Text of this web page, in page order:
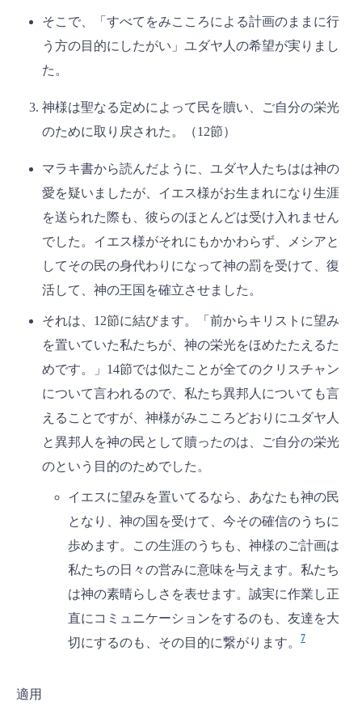
そこで、「すべてをみこころによる計画のままに行
う方の目的にしたがい」ユダヤ人の希望が実りまし
た。
神様は聖なる定めによって民を贖い、ご自分の栄光
のために取り戻された。（12節）
マラキ書から読んだように、ユダヤ人たちはは神の
愛を疑いましたが、イエス様がお生まれになり生涯
を送られた際も、彼らのほとんどは受け入れません
でした。イエス様がそれにもかかわらず、メシアと
してその民の身代わりになって神の罰を受けて、復
活して、神の王国を確立させました。
それは、12節に結びます。「前からキリストに望み
を置いていた私たちが、神の栄光をほめたたえるた
めです。」14節では似たことが全てのクリスチャン
について言われるので、私たち異邦人についても言
えることですが、神様がみこころどおりにユダヤ人
と異邦人を神の民として贖ったのは、ご自分の栄光
のという目的のためでした。
イエスに望みを置いてるなら、あなたも神の民
となり、神の国を受けて、今その確信のうちに
歩めます。この生涯のうちも、神様のご計画は
私たちの日々の営みに意味を与えます。私たち
は神の素晴らしさを表せます。誠実に作業し正
直にコミュニケーションをするのも、友達を大
切にするのも、その目的に繋がります。
7
適用